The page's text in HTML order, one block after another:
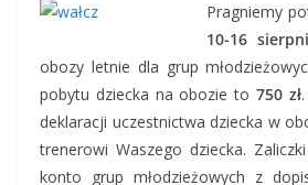
Pragniemy
10-16
obozy letnie dla grup
pobytu dziecka na obozie to 750 zł
deklaracji uczestnictwa dziecka w
trenerowi Waszego dziecka.
konto grup młodzieżowych z